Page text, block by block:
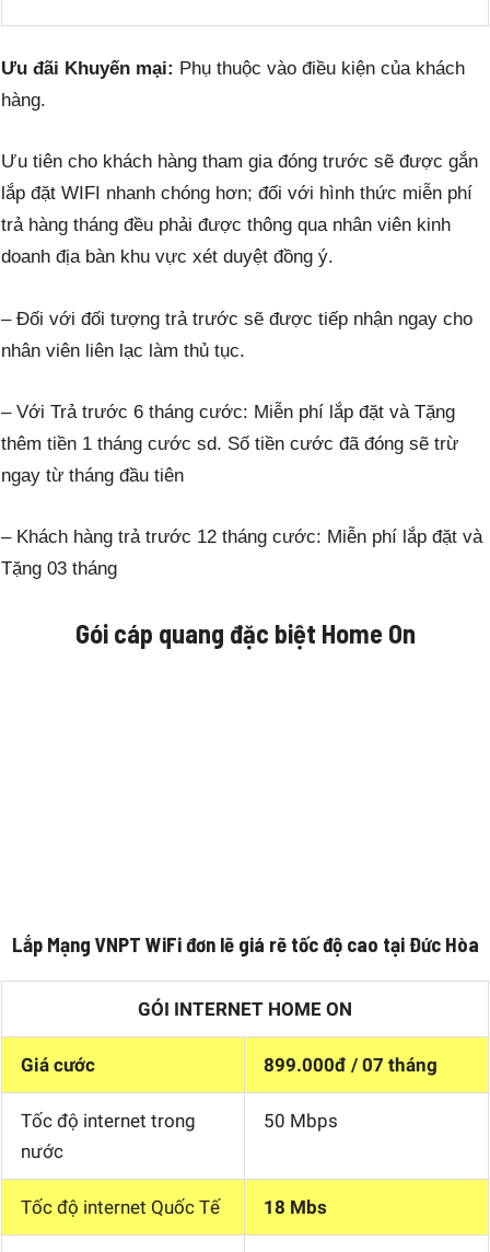
Ưu đãi Khuyến mại: Phụ thuộc vào điều kiện của khách
hàng.
Ưu tiên cho khách hàng tham gia đóng trước sẽ được gắn
lắp đặt WIFI nhanh chóng hơn; đối với hình thức miễn phí
trả hàng tháng đều phải được thông qua nhân viên kinh
doanh địa bàn khu vực xét duyệt đồng ý.
– Đối với đối tượng trả trước sẽ được tiếp nhận ngay cho
nhân viên liên lạc làm thủ tục.
– Với Trả trước 6 tháng cước: Miễn phí lắp đặt và Tặng
thêm tiền 1 tháng cước sd. Số tiền cước đã đóng sẽ trừ
ngay từ tháng đầu tiên
– Khách hàng trả trước 12 tháng cước: Miễn phí lắp đặt và
Tặng 03 tháng
Gói cáp quang đặc biệt Home On
Lắp Mạng VNPT WiFi đơn lẽ giá rẽ tốc độ cao tại Đức Hòa
GÓI INTERNET HOME ON
Giá cước 899.000đ / 07 tháng
Tốc độ internet trong
nước
50 Mbps
Tốc độ internet Quốc Tế 18 Mbs